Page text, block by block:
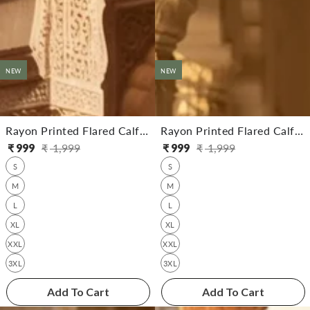
NEW
Rayon Printed Flared Calf Length Dress
₹1,999
సాధారణ
అమ్ముడు
₹ 999
S
M
L
XL
XXL
3XL
Add To Cart
NEW
Rayon Printed Flared Calf Length Dress
₹1,999
సాధారణ
అమ్ముడు
₹ 999
S
M
L
XL
XXL
3XL
Add To Cart